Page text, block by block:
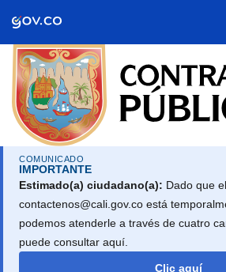
de Gobierno
COMUNICADO
IMPORTANTE
Estimado(a) ciudadano(a): Dado que
contactenos@cali.gov.co está
podemos atenderle a través de cuatro
puede consultar aquí.
Clic aquí